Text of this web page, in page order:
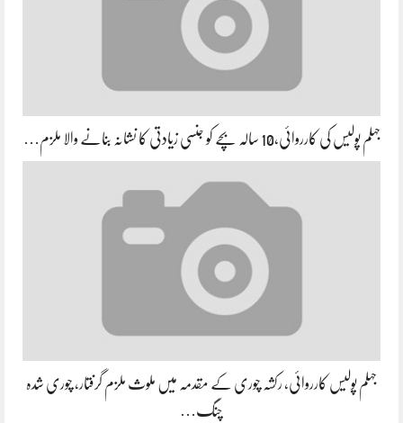
جہلم پولیس کی کارروائی،10 سالہ بچے کو جنسی زیادتی کا نشانہ بنانے والا ملزم…
جہلم پولیس کارروائی، رکشہ چوری کے مقدمہ میں ملوث ملزم گرفتار، چوری شدہ
چنگ…